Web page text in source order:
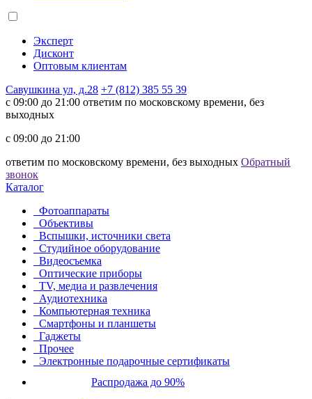
Эксперт
Дисконт
Оптовым клиентам
Савушкина ул, д.28 +7 (812) 385 55 39
c 09:00 до 21:00 ответим по московскому времени, без
выходных
c 09:00 до 21:00
ответим по московскому времени, без выходных Обратный
звонок
Каталог
Фотоаппараты
Объективы
Вспышки, источники света
Студийное оборудование
Видеосъемка
Оптические приборы
TV, медиа и развлечения
Аудиотехника
Компьютерная техника
Смартфоны и планшеты
Гаджеты
Прочее
Электронные подарочные сертификаты
Распродажа до 90%